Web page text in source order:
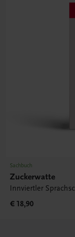
Sachbuch
Zuckerwatte
Innviertler
€ 18,90